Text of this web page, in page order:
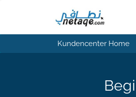
Kundencenter Home